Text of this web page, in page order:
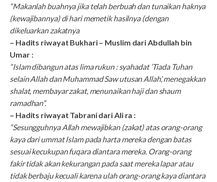
“Makanlah buahnya jika telah berbuah dan tunaikan haknya
(kewajibannya) di hari memetik hasilnya (dengan
dikeluarkan zakatnya
– Hadits riwayat Bukhari – Muslim dari Abdullah bin
Umar :
“Islam dibangun atas lima rukun : syahadat ‘Tiada Tuhan
selain Allah dan Muhammad Saw utusan Allah’, menegakkan
shalat, membayar zakat, menunaikan haji dan shaum
ramadhan”.
– Hadits riwayat Tabrani dari Ali ra :
“Sesungguhnya Allah mewajibkan (zakat) atas orang-orang
kaya dari ummat Islam pada harta mereka dengan batas
sesuai kecukupan fuqara diantara mereka. Orang-orang
fakir tidak akan kekurangan pada saat mereka lapar atau
tidak berbaju kecuali karena ulah orang-orang kaya diantara